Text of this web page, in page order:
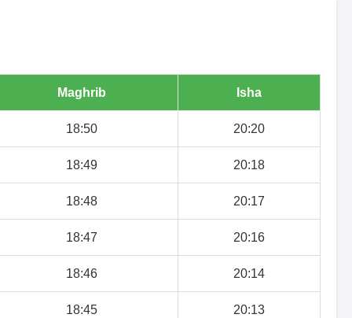
Maghrib Isha
18:50 20:20
18:49 20:18
18:48 20:17
18:47 20:16
18:46 20:14
18:45 20:13